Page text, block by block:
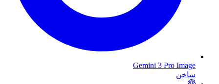
Gemini 3 Pro Image
ساخن